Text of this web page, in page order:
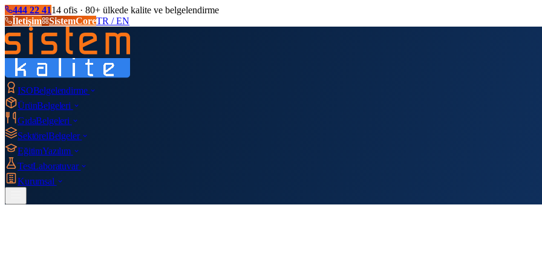
444 22 4114 ofis · 80+ ülkede kalite ve belgelendirme
İletişim
SistemCoreTR / EN
ISOBelgelendirme
ÜrünBelgeleri
GıdaBelgeleri
SektörelBelgeler
EğitimYazılım
TestLaboratuvar
Kurumsal